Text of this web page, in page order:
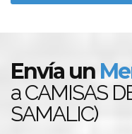
Envía un
a CAMISAS
SAMALIC)